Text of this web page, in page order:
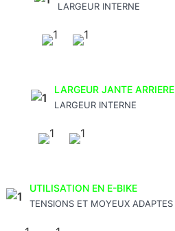
LARGEUR INTERNE
LARGEUR JANTE ARRIERE
LARGEUR INTERNE
UTILISATION EN E-BIKE
TENSIONS ET MOYEUX ADAPTES